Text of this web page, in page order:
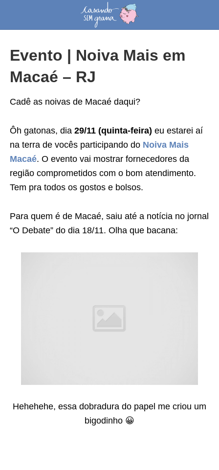
Evento | Noiva Mais em
Macaé – RJ
Cadê as noivas de Macaé daqui?
Ôh gatonas, dia 29/11 (quinta-feira) eu estarei aí
na terra de vocês participando do Noiva Mais
Macaé. O evento vai mostrar fornecedores da
região comprometidos com o bom atendimento.
Tem pra todos os gostos e bolsos.
Para quem é de Macaé, saiu até a notícia no jornal
“O Debate” do dia 18/11. Olha que bacana:
Hehehehe, essa dobradura do papel me criou um
bigodinho 😀